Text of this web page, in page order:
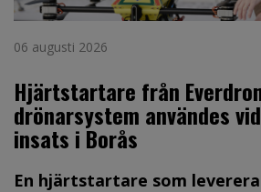
06 augusti 2026
Hjärtstartare från
drönarsystem användes
insats i Borås
En hjärtstartare som